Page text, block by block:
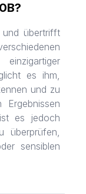
übertrifft
es ihm,
und zu
es jedoch
überprüfen,
sensiblen